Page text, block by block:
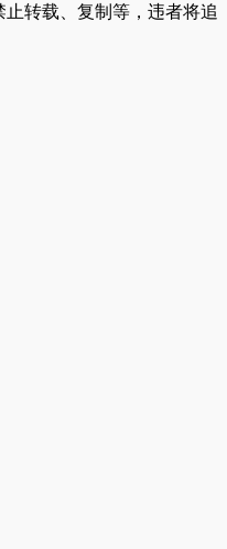
转载、复制等，违者将追